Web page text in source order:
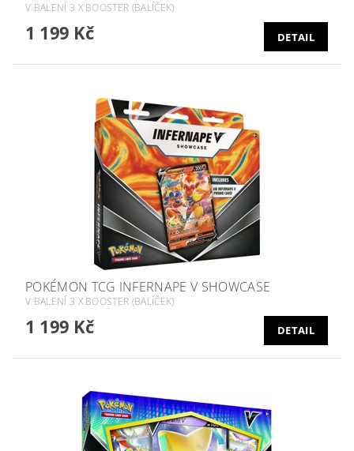
V BALENÍ 3 X BOOSTER (BALÍČEK)
1 199 Kč DETAIL
POKÉMON TCG INFERNAPE V SHOWCASE
V BALENÍ 3 X BOOSTER (BALÍČEK)
1 199 Kč DETAIL